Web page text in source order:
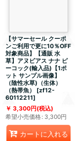
【サマーセール クーポ
ンご利用で更に10％OFF
対象商品】【通販 水
草】アヌビアス ナナ ピ
ーコック(輸入品)【1ポ
ット サンプル画像】
（陰性水草)（生体）
（熱帯魚）
[zf12-
60112211]
3,300円(税込)
希望小売価格: 3,300円
カートに入れる